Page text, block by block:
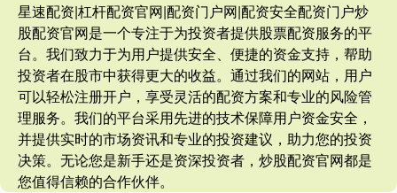
星速配资|杠杆配资官网|配资门户网|配资安全配资门户炒
股配资官网是一个专注于为投资者提供股票配资服务的平
台。我们致力于为用户提供安全、便捷的资金支持，帮助
投资者在股市中获得更大的收益。通过我们的网站，用户
可以轻松注册开户，享受灵活的配资方案和专业的风险管
理服务。我们的平台采用先进的技术保障用户资金安全，
并提供实时的市场资讯和专业的投资建议，助力您的投资
决策。无论您是新手还是资深投资者，炒股配资官网都是
您值得信赖的合作伙伴。